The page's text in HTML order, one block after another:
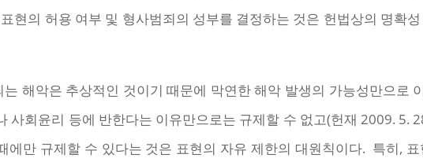
현의 허용 여부 및 형사범죄의 성부를 결정하는 것은 헌법상의 명확
해악은 추상적인 것이기 때문에 막연한 해악 발생의 가능성만으로
사회윤리 등에 반한다는 이유만으로는 규제할 수 없고(헌재 2009. 5.
에만 규제할 수 있다는 것은 표현의 자유 제한의 대원칙이다. 특히, 표